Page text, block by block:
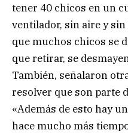
tener 40 chicos en un
ventilador, sin aire y
que muchos chicos se
que retirar, se
También, señalaron
resolver que son parte
«Además de esto hay
hace mucho más